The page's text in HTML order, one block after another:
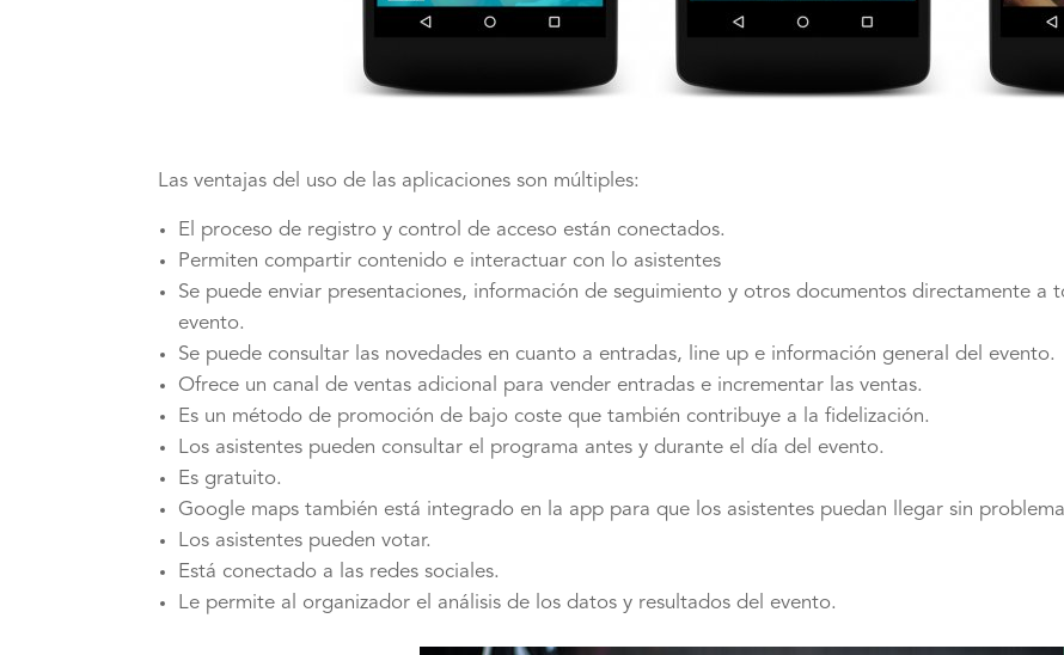
Las ventajas del uso de las aplicaciones son múltiples:
El proceso de registro y control de acceso están conectados.
Permiten compartir contenido e interactuar con lo asistentes
Se puede enviar presentaciones, información de seguimiento y otros documentos directamente a
evento.
Se puede consultar las novedades en cuanto a entradas, line up e información general del evento.
Ofrece un canal de ventas adicional para vender entradas e incrementar las ventas.
Es un método de promoción de bajo coste que también contribuye a la fidelización.
Los asistentes pueden consultar el programa antes y durante el día del evento.
Es gratuito.
Google maps también está integrado en la app para que los asistentes puedan llegar sin
Los asistentes pueden votar.
Está conectado a las redes sociales.
Le permite al organizador el análisis de los datos y resultados del evento.